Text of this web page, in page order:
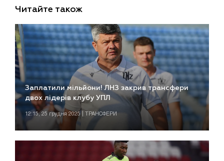
Читайте також
Заплатили мільйони! ЛНЗ закрив трансфери
двох лідерів клубу УПЛ
12:15, 25 грудня 2025 | ТРАНСФЕРИ